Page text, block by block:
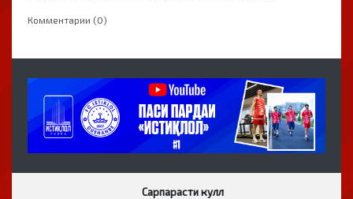
Комментарии (0)
Сарпарасти кулл